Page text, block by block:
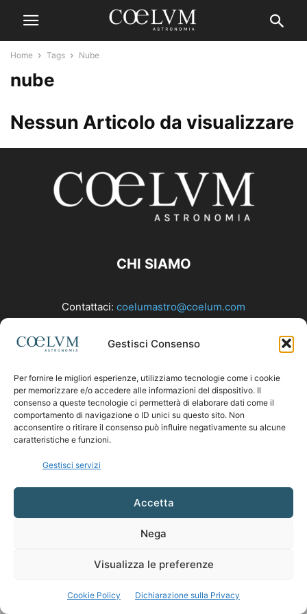
Gestisci Consenso
Per fornire le migliori esperienze, utilizziamo tecnologie come i cookie
per memorizzare e/o accedere alle informazioni del dispositivo. Il
consenso a queste tecnologie ci permetterà di elaborare dati come il
comportamento di navigazione o ID unici su questo sito. Non
acconsentire o ritirare il consenso può influire negativamente su alcune
caratteristiche e funzioni.
Gestisci servizi
Accetta
Nega
Visualizza le preferenze
Cookie Policy Dichiarazione sulla Privacy
Home Tags Nube
nube
Nessun Articolo da visualizzare
CHI SIAMO
Contattaci: coelumastro@coelum.com
SEGUICI